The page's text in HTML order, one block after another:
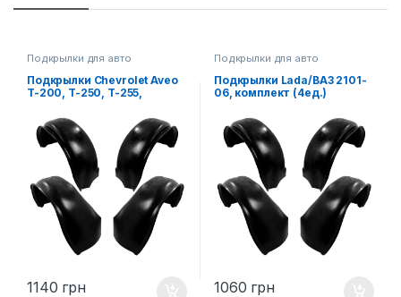
Подкрылки для авто
Подкрылки Chevrolet Aveo
T-200, T-250, T-255,
1140 грн
Подкрылки для авто
Подкрылки Lada/ВАЗ 2101-
06, комплект (4ед.)
1060 грн